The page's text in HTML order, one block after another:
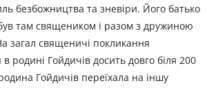
безбожництва та зневіри. Його батько
там священиком і разом з дружиною
загал священичі покликання
родині Гойдичів досить довго біля 200
Гойдичів переїхала на іншу